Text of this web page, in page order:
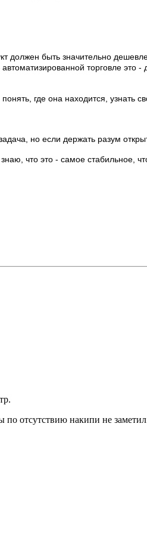
быть значительно
торговле
где она находится, узнать
но если держать разум
что это - самое стабильное,
по отсутствию накипи не